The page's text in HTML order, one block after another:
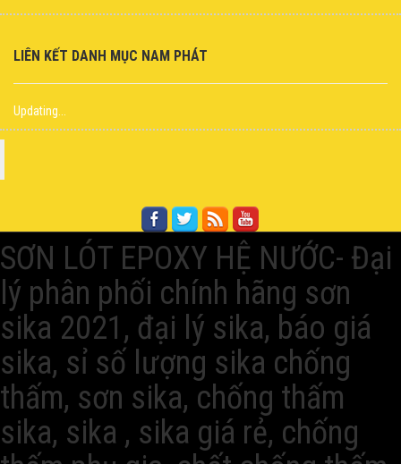
LIÊN KẾT DANH MỤC NAM PHÁT
Updating...
SƠN LÓT EPOXY HỆ NƯỚC- Đại
lý phân phối chính hãng sơn
sika 2021, đại lý sika, báo giá
sika, sỉ số lượng sika chống
thấm, sơn sika, chống thấm
sika, sika , sika giá rẻ, chống